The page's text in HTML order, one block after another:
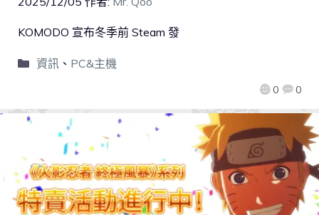
0 0
KOMODO 宣布冬季前 Steam 發
資訊、 PC&主機